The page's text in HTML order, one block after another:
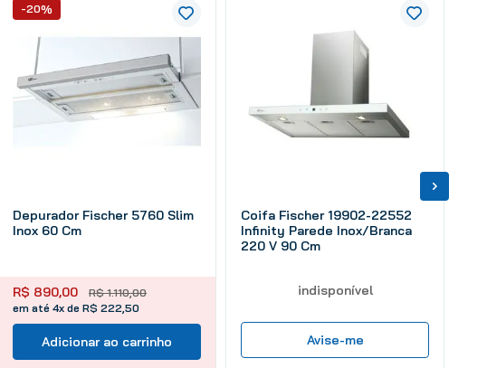
Depurador Fischer 5760 Slim
Inox 60 Cm
R$ 1.110,00
R$ 890,00
em até 4x de R$ 222,50
-20%
Adicionar ao carrinho
Coifa Fischer 19902-22552
Infinity Parede Inox/Branca
220 V 90 Cm
indisponível
Avise-me